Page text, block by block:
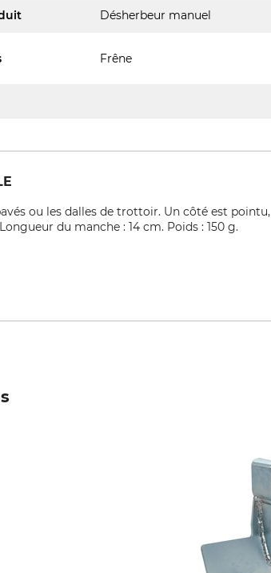
Désherbeur manuel
Frêne
ou les dalles de trottoir. Un côté est pointu,
du manche : 14 cm. Poids : 150 g.